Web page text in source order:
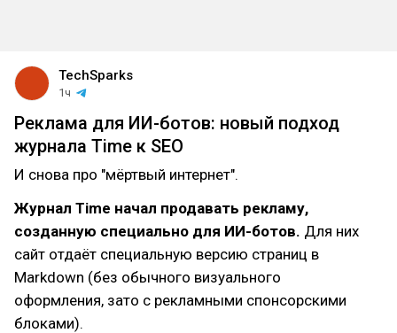
TechSparks
1ч
Реклама для ИИ-ботов: новый подход
журнала Time к SEO
И снова про "мёртвый интернет".
Журнал Time начал продавать рекламу,
созданную специально для ИИ-ботов. Для них
сайт отдаёт специальную версию страниц в
Markdown (без обычного визуального
оформления, зато с рекламными спонсорскими
блоками).